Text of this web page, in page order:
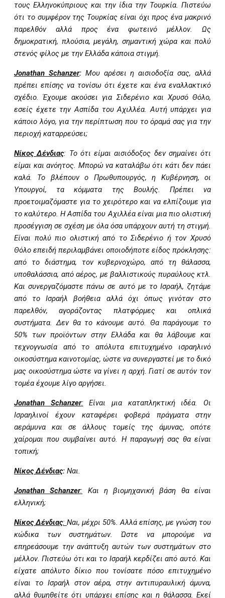
τους Ελληνοκύπριους και την ίδια την Τουρκία. Πιστεύω
ότι το συμφέρον της Τουρκίας είναι όχι προς ένα μακρινό
παρελθόν αλλά προς ένα φωτεινό μέλλον. Ως
δημοκρατική, πλούσια, μεγάλη, σημαντική χώρα και πολύ
στενός φίλος με την Ελλάδα κάποια στιγμή.
Jonathan Schanzer:Μου αρέσει η αισιοδοξία σας, αλλά
πρέπει επίσης να τονίσω ότι έχετε και ένα εναλλακτικό
σχέδιο. Έχουμε ακούσει για Σιδερένιο και Χρυσό Θόλο,
εσείς έχετε την Ασπίδα του Αχιλλέα. Αυτή υπάρχει για
κάποιο λόγο, για την περίπτωση που το όραμά σας για την
περιοχή καταρρεύσει;
Νίκος Δένδιας: Το ότι είμαι αισιόδοξος δεν σημαίνει ότι
είμαι και ανόητος. Μπορώ να καταλάβω ότι κάτι δεν πάει
καλά. Το βλέπουν ο Πρωθυπουργός, η Κυβέρνηση, οι
Υπουργοί, τα κόμματα της Βουλής. Πρέπει να
προετοιμαζόμαστε για το χειρότερο και να ελπίζουμε για
το καλύτερο. Η Ασπίδα του Αχιλλέα είναι μια πιο ολιστική
προσέγγιση σε σχέση με όλα όσα υπάρχουν αυτή τη στιγμή.
Είναι πολύ πιο ολιστική από το Σιδερένιο ή τον Χρυσό
Θόλο επειδή περιλαμβάνει οποιοδήποτε είδος πρόκλησης:
από το διάστημα, τον κυβερνοχώρο, από τη θάλασσα,
υποθαλάσσια, από αέρος, με βαλλιστικούς πυραύλους κτλ.
Και συνεργαζόμαστε πάνω σε αυτό με το Ισραήλ, ζητάμε
από το Ισραήλ βοήθεια αλλά όχι όπως γινόταν στο
παρελθόν, αγοράζοντας πλατφόρμες και οπλικά
συστήματα. Δεν θα το κάνουμε αυτό. Θα παράγουμε το
50% των προϊόντων στην Ελλάδα και θα λάβουμε και
τεχνογνωσία από το απόλυτα επιτυχημένο ισραηλινό
οικοσύστημα καινοτομίας, ώστε να συνεργαστεί με το δικό
μας οικοσύστημα ώστε να γίνει η αρχή. Γιατί σε αυτόν τον
τομέα έχουμε λίγο αργήσει.
Jonathan Schanzer: Είναι μια καταπληκτική ιδέα. Οι
Ισραηλινοί έχουν καταφέρει φοβερά πράγματα στην
αεράμυνα και σε άλλους τομείς της άμυνας, οπότε
χαίρομαι που συμβαίνει αυτό. Η παραγωγή σας θα είναι
τοπική;
Νίκος Δένδιας: Ναι.
Jonathan Schanzer: Και η βιομηχανική βάση θα είναι
ελληνική;
Νίκος Δένδιας: Ναι, μέχρι 50%. Αλλά επίσης, με γνώση του
κώδικα των συστημάτων. Ώστε να μπορούμε να
επηρεάσουμε την ανάπτυξη αυτών των συστημάτων στο
μέλλον. Πιστεύω ότι και το Ισραήλ κερδίζει από αυτό. Και
είχατε απόλυτο δίκιο που τονίσατε πόσο επιτυχημένο
είναι το Ισραήλ στον αέρα, στην αντιπυραυλική άμυνα,
αλλά θυμηθείτε ότι υπάρχει επίσης και η θάλασσα. Εκεί